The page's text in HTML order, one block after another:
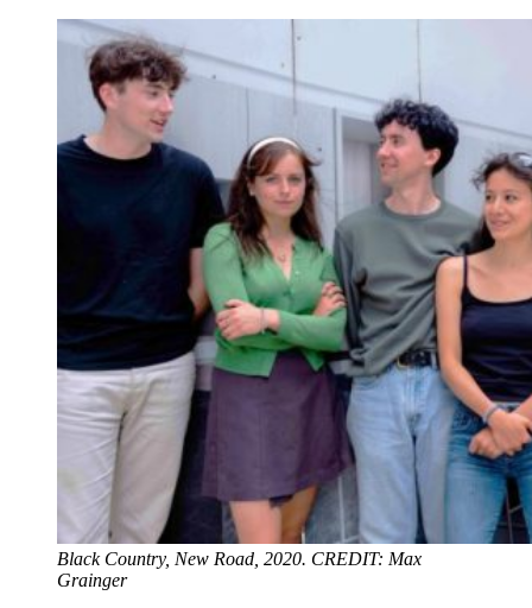
Black Country, New Road, 2020. CREDIT: Max
Grainger